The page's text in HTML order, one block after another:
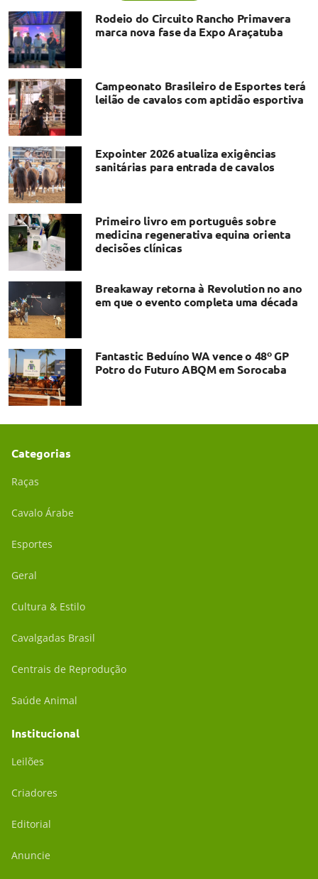
Rodeio do Circuito Rancho Primavera
marca nova fase da Expo Araçatuba
Campeonato Brasileiro de Esportes terá
leilão de cavalos com aptidão esportiva
Expointer 2026 atualiza exigências
sanitárias para entrada de cavalos
Primeiro livro em português sobre
medicina regenerativa equina orienta
decisões clínicas
Breakaway retorna à Revolution no ano
em que o evento completa uma década
Fantastic Beduíno WA vence o 48º GP
Potro do Futuro ABQM em Sorocaba
Categorias
Raças
Cavalo Árabe
Esportes
Geral
Cultura & Estilo
Cavalgadas Brasil
Centrais de Reprodução
Saúde Animal
Institucional
Leilões
Criadores
Editorial
Anuncie